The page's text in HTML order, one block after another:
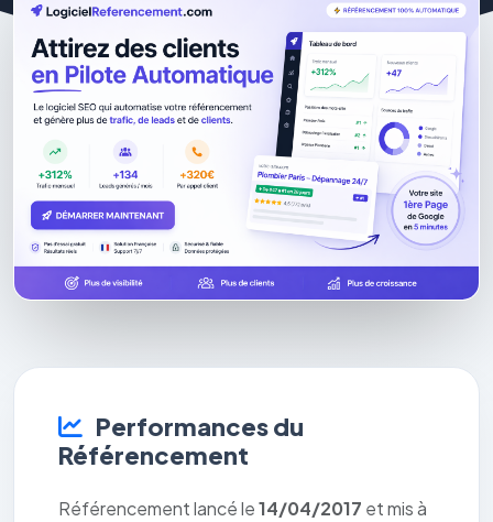
Performances du
Référencement
Référencement lancé le14/04/2017 et mis à